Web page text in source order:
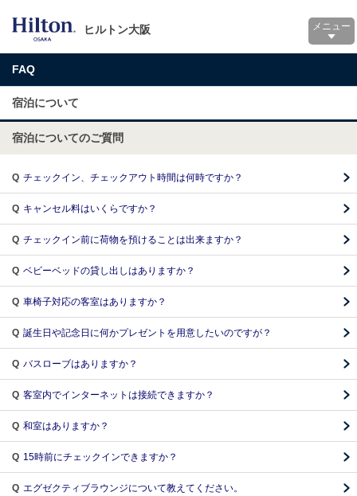
ヒルトン大阪 メニュー
FAQ
宿泊について
宿泊についてのご質問
Q チェックイン、チェックアウト時間は何時ですか？
Q キャンセル料はいくらですか？
Q チェックイン前に荷物を預けることは出来ますか？
Q ベビーベッドの貸し出しはありますか？
Q 車椅子対応の客室はありますか？
Q 誕生日や記念日に何かプレゼントを用意したいのですが？
Q バスローブはありますか？
Q 客室内でインターネットは接続できますか？
Q 和室はありますか？
Q 15時前にチェックインできますか？
Q エグゼクティブラウンジについて教えてください。